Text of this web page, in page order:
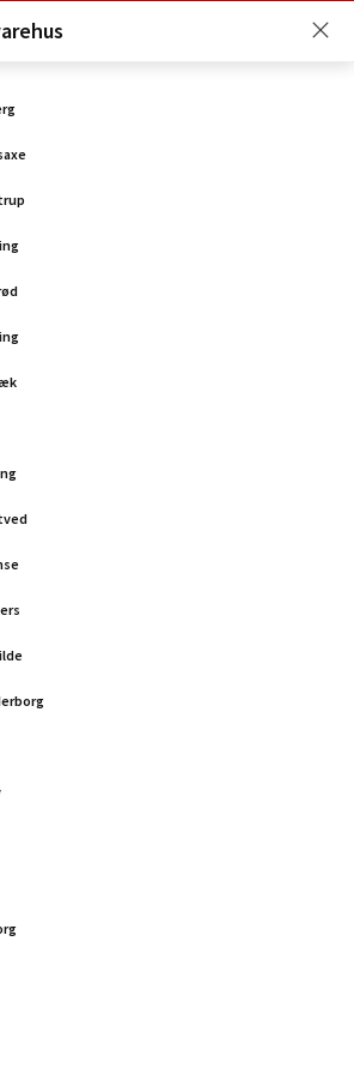
Dutch Oven er en hollandsk støbejernsgryde, der